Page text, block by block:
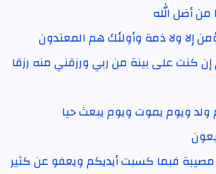
من أضل الله
إلا ولا ذمة وأولئك هم المعتدون
إن كنت على بينة من ربي ورزقني منه رزقا
ولد ويوم يموت ويوم يبعث حيا
فبما كسبت أيديكم ويعفو عن كثير